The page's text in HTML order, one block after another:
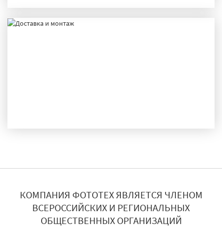
КОМПАНИЯ ФОТОТЕХ ЯВЛЯЕТСЯ ЧЛЕНОМ
ВСЕРОССИЙСКИХ И РЕГИОНАЛЬНЫХ
ОБЩЕСТВЕННЫХ ОРГАНИЗАЦИЙ